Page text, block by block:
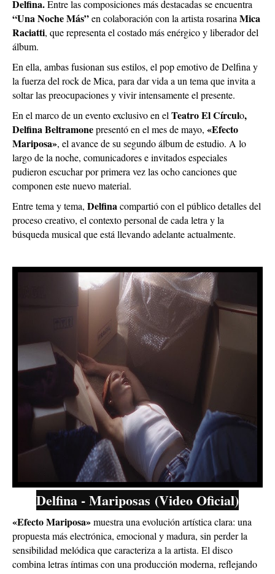
Delfina.Entre las composiciones más destacadas se encuentra
“Una Noche Más”en colaboración con la artista rosarina Mica
Raciatti, que representa el costado más enérgico y liberador del
álbum.
En ella, ambas fusionan sus estilos, el pop emotivo de Delfina y
la fuerza del rock de Mica, para dar vida a un tema que invita a
soltar las preocupaciones y vivir intensamente el presente.
En el marco de un evento exclusivo en el Teatro El Círculo,
Delfina Beltramonepresentó en el mes de mayo, «Efecto
Mariposa», el avance de su segundo álbum de estudio. A lo
largo de la noche, comunicadores e invitados especiales
pudieron escuchar por primera vez las ocho canciones que
componen este nuevo material.
Entre tema y tema, Delfinacompartió con el público detalles del
proceso creativo, el contexto personal de cada letra y la
búsqueda musical que está llevando adelante actualmente.
Delfina - Mariposas (Video Oficial)
«Efecto Mariposa»muestra una evolución artística clara: una
propuesta más electrónica, emocional y madura, sin perder la
sensibilidad melódica que caracteriza a la artista. El disco
combina letras íntimas con una producción moderna, reflejando